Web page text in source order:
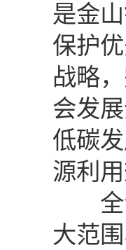
是金
保护
战略
会发
低碳
源利用
全会
大范